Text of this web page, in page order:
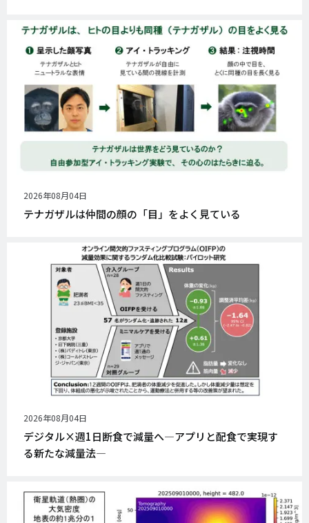
公
開
日
2026年08月04日
テナガザルは仲間の顔の「目」をよく見ている
公
開
日
2026年08月04日
デジタル×週1日断食で減量へ―アプリと配食で実現す
る新たな減量法―